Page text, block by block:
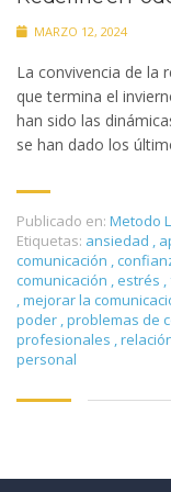
MARZO 12, 2024
La convivencia de la
que termina el
han sido las
se han dado los
Publicado en: Metodo
Etiquetas: ansiedad ,
comunicación ,
comunicación , estrés ,
,mejorar la
poder ,problemas de
profesionales ,
personal